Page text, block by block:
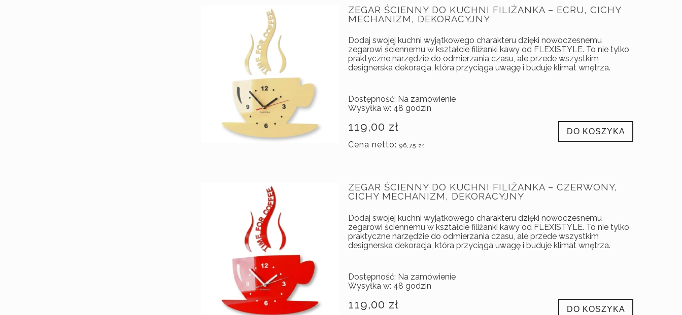
ZEGAR ŚCIENNY DO KUCHNI FILIŻANKA – ECRU, CICHY
MECHANIZM, DEKORACYJNY
Dodaj swojej kuchni wyjątkowego charakteru dzięki nowoczesnemu
zegarowi ściennemu w kształcie filiżanki kawy od FLEXISTYLE. To nie tylko
praktyczne narzędzie do odmierzania czasu, ale przede wszystkim
designerska dekoracja, która przyciąga uwagę i buduje klimat wnętrza.
Dostępność: Na zamówienie
Wysyłka w: 48 godzin
119,00 zł
Cena netto:96,75 zł
DO KOSZYKA
ZEGAR ŚCIENNY DO KUCHNI FILIŻANKA – CZERWONY,
CICHY MECHANIZM, DEKORACYJNY
Dodaj swojej kuchni wyjątkowego charakteru dzięki nowoczesnemu
zegarowi ściennemu w kształcie filiżanki kawy od FLEXISTYLE. To nie tylko
praktyczne narzędzie do odmierzania czasu, ale przede wszystkim
designerska dekoracja, która przyciąga uwagę i buduje klimat wnętrza.
Dostępność: Na zamówienie
Wysyłka w: 48 godzin
119,00 zł DO KOSZYKA